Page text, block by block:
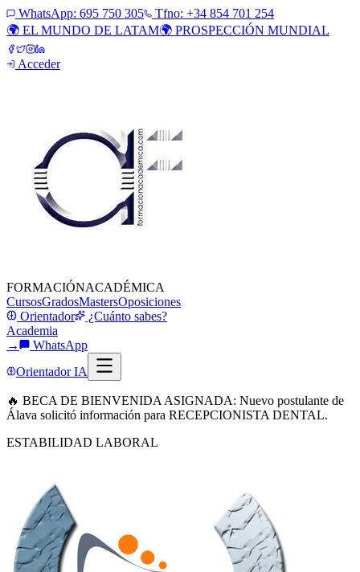
WhatsApp: 695 750 305
Tfno: +34 854 701 254
🌍 EL MUNDO DE LATAM🌍 PROSPECCIÓN MUNDIAL
Acceder
FORMACIÓNACADÉMICA
CursosGradosMastersOposiciones
Orientador
¿Cuánto sabes?
Academia
→
WhatsApp
Orientador IA
🔥 BECA DE BIENVENIDA ASIGNADA: Nuevo postulante de
Álava solicitó información para RECEPCIONISTA DENTAL.
ESTABILIDAD LABORAL